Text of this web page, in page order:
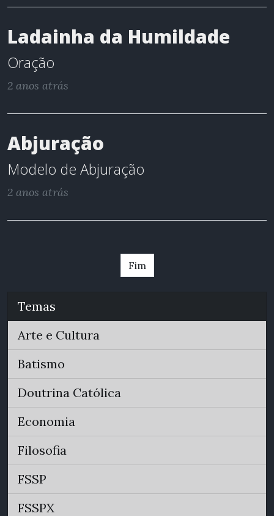
Ladainha da Humildade
Oração
2 anos atrás
Abjuração
Modelo de Abjuração
2 anos atrás
Fim
Temas
Arte e Cultura
Batismo
Doutrina Católica
Economia
Filosofia
FSSP
FSSPX